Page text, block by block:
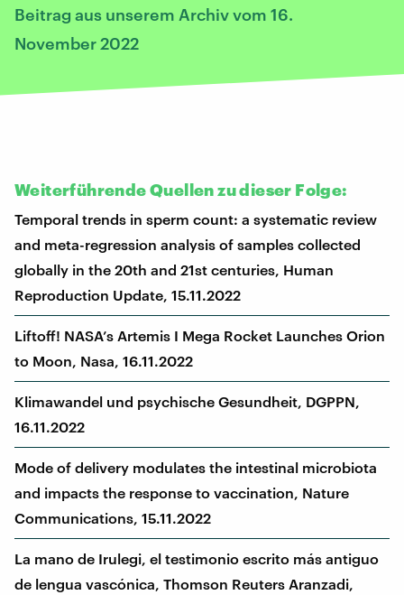
Beitrag aus unserem Archiv vom 16.
November 2022
Weiterführende Quellen zu dieser Folge:
Temporal trends in sperm count: a systematic review
and meta-regression analysis of samples collected
globally in the 20th and 21st centuries, Human
Reproduction Update, 15.11.2022
Liftoff! NASA’s Artemis I Mega Rocket Launches Orion
to Moon, Nasa, 16.11.2022
Klimawandel und psychische Gesundheit, DGPPN,
16.11.2022
Mode of delivery modulates the intestinal microbiota
and impacts the response to vaccination, Nature
Communications, 15.11.2022
La mano de Irulegi, el testimonio escrito más antiguo
de lengua vascónica, Thomson Reuters Aranzadi,